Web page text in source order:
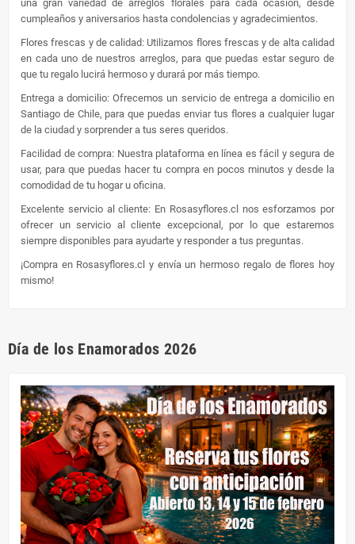
una gran variedad de arreglos florales para cada ocasión, desde
cumpleaños y aniversarios hasta condolencias y agradecimientos.
Flores frescas y de calidad: Utilizamos flores frescas y de alta calidad
en cada uno de nuestros arreglos, para que puedas estar seguro de
que tu regalo lucirá hermoso y durará por más tiempo.
Entrega a domicilio: Ofrecemos un servicio de entrega a domicilio en
Santiago de Chile, para que puedas enviar tus flores a cualquier lugar
de la ciudad y sorprender a tus seres queridos.
Facilidad de compra: Nuestra plataforma en línea es fácil y segura de
usar, para que puedas hacer tu compra en pocos minutos y desde la
comodidad de tu hogar u oficina.
Excelente servicio al cliente: En Rosasyflores.cl nos esforzamos por
ofrecer un servicio al cliente excepcional, por lo que estaremos
siempre disponibles para ayudarte y responder a tus preguntas.
¡Compra en Rosasyflores.cl y envía un hermoso regalo de flores hoy
mismo!
Día de los Enamorados 2026